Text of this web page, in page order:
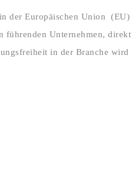
der Europäischen Union (EU)
führenden Unternehmen, direkt
in der Branche wird